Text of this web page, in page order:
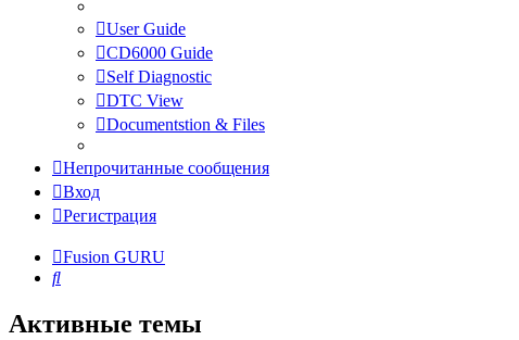
User Guide
CD6000 Guide
Self Diagnostic
DTC View
Documentstion & Files
Непрочитанные сообщения
Вход
Регистрация
Fusion GURU
Поиск
Активные темы